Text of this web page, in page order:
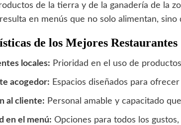
de la tierra y de la ganadería de la
en menús que no solo alimentan,
de los Mejores Restaurantes
locales: Prioridad en el uso de
acogedor: Espacios diseñados para
al cliente: Personal amable y capacitado
en el menú: Opciones para todos los